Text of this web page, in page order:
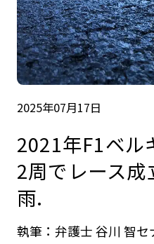
2025年07月17日
2021年F1ベル
2周でレース
雨.
執筆：弁護士 谷川 智